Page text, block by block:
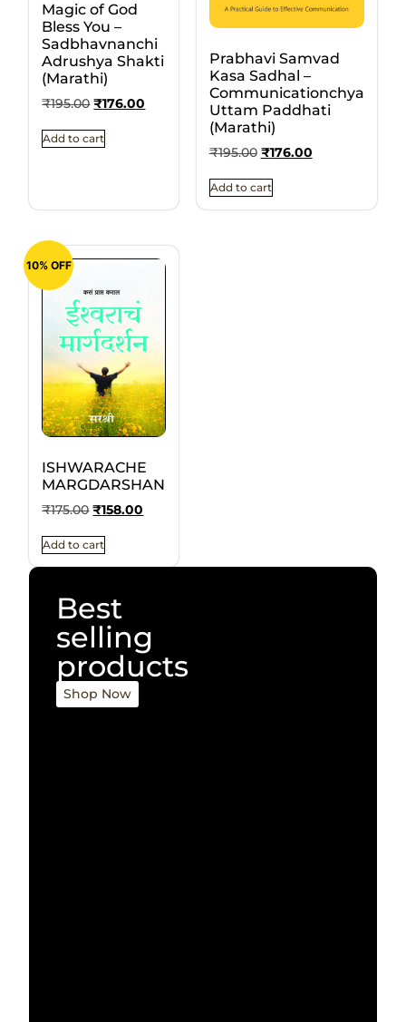
Magic of God
Bless You –
Sadbhavnanchi
Adrushya Shakti
(Marathi)
₹195.00 ₹176.00
Add to cart
Prabhavi Samvad
Kasa Sadhal –
Communicationchya
Uttam Paddhati
(Marathi)
₹195.00 ₹176.00
Add to cart
10% OFF
ISHWARACHE
MARGDARSHAN
₹175.00 ₹158.00
Add to cart
Best
selling
products
Shop Now